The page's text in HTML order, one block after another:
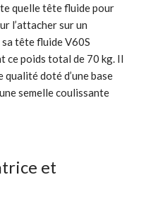
quelle tête fluide pour
l’attacher sur un
tête fluide V60S
ce poids total de 70 kg. Il
qualité doté d’une base
semelle coulissante
et